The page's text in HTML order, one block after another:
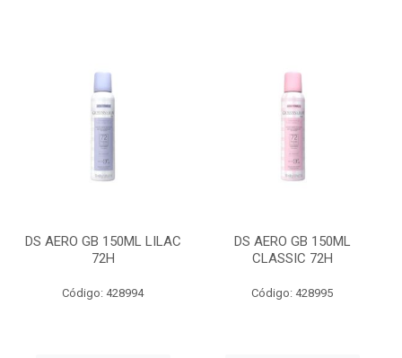
DS AERO GB 150ML LILAC
72H
Código: 428994
DS AERO GB 150ML
CLASSIC 72H
Código: 428995